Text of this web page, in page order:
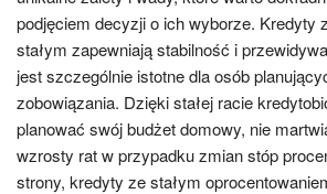
podjęciem decyzji o ich wyborze. Kredyty
stałym zapewniają stabilność i
jest szczególnie istotne dla osób
zobowiązania. Dzięki stałej racie
planować swój budżet domowy, nie
wzrosty rat w przypadku zmian stóp
strony, kredyty ze stałym